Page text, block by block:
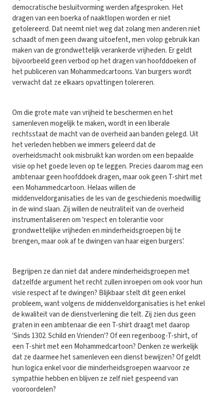
democratische besluitvorming werden afgesproken. Het
dragen van een boerka of naaktlopen worden er niet
getolereerd. Dat neemt niet weg dat zolang men anderen niet
schaadt of men geen dwang uitoefent, men volop gebruik kan
maken van de grondwettelijk verankerde vrijheden. Er geldt
bijvoorbeeld geen verbod op het dragen van hoofddoeken of
het publiceren van Mohammedcartoons. Van burgers wordt
verwacht dat ze elkaars opvattingen tolereren.
Om die grote mate van vrijheid te beschermen en het
samenleven mogelijk te maken, wordt in een liberale
rechtsstaat de macht van de overheid aan banden gelegd. Uit
het verleden hebben we immers geleerd dat de
overheidsmacht ook misbruikt kan worden om een bepaalde
visie op het goede leven op te leggen. Precies daarom mag een
ambtenaar geen hoofddoek dragen, maar ook geen T-shirt met
een Mohammedcartoon. Helaas willen de
middenveldorganisaties de les van de geschiedenis moedwillig
in de wind slaan. Zij willen de neutraliteit van de overheid
instrumentaliseren om 'respect en tolerantie voor
grondwettelijke vrijheden en minderheidsgroepen bij te
brengen, maar ook af te dwingen van haar eigen burgers'.
Begrijpen ze dan niet dat andere minderheidsgroepen met
datzelfde argument het recht zullen inroepen om ook voor hun
visie respect af te dwingen? Blijkbaar stelt dit geen enkel
probleem, want volgens de middenveldorganisaties is het enkel
de kwaliteit van de dienstverlening die telt. Zij zien dus geen
graten in een ambtenaar die een T-shirt draagt met daarop
'Sinds 1302. Schild en Vrienden'? Of een regenboog-T-shirt, of
een T-shirt met een Mohammedcartoon? Denken ze werkelijk
dat ze daarmee het samenleven een dienst bewijzen? Of geldt
hun logica enkel voor die minderheidsgroepen waarvoor ze
sympathie hebben en blijven ze zelf niet gespeend van
vooroordelen?